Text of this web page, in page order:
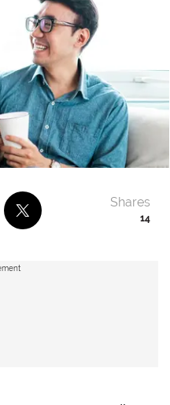
14
Shares